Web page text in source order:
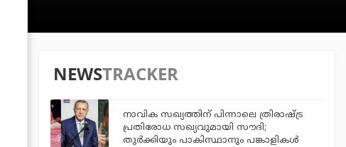
NEWSTRACKER
നാവിക സഖ്യത്തിന് പിന്നാലെ ത്രിരാഷ്ട്ര
പ്രതിരോധ സഖ്യവുമായി സൗദി;
തുര്‍ക്കിയും പാകിസ്ഥാനും പങ്കാളികള്‍